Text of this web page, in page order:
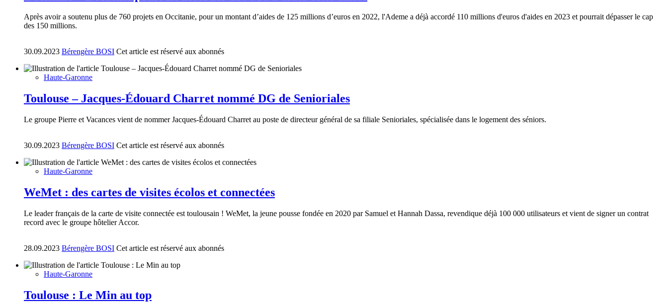
Après avoir a soutenu plus de 760 projets en Occitanie, pour un montant d’aides de 125 millions d’euros en 2022, l'Ademe a déjà accordé 110 millions d'euros d'aides en 2023 et pourrait dépasser le cap
des 150 millions.
30.09.2023 Bérengère BOSI Cet article est réservé aux abonnés
Haute-Garonne
Toulouse – Jacques-Édouard Charret nommé DG de Senioriales
Le groupe Pierre et Vacances vient de nommer Jacques-Édouard Charret au poste de directeur général de sa filiale Senioriales, spécialisée dans le logement des séniors.
30.09.2023 Bérengère BOSI Cet article est réservé aux abonnés
Haute-Garonne
WeMet : des cartes de visites écolos et connectées
Le leader français de la carte de visite connectée est toulousain ! WeMet, la jeune pousse fondée en 2020 par Samuel et Hannah Dassa, revendique déjà 100 000 utilisateurs et vient de signer un contrat
record avec le groupe hôtelier Accor.
28.09.2023 Bérengère BOSI Cet article est réservé aux abonnés
Haute-Garonne
Toulouse : Le Min au top